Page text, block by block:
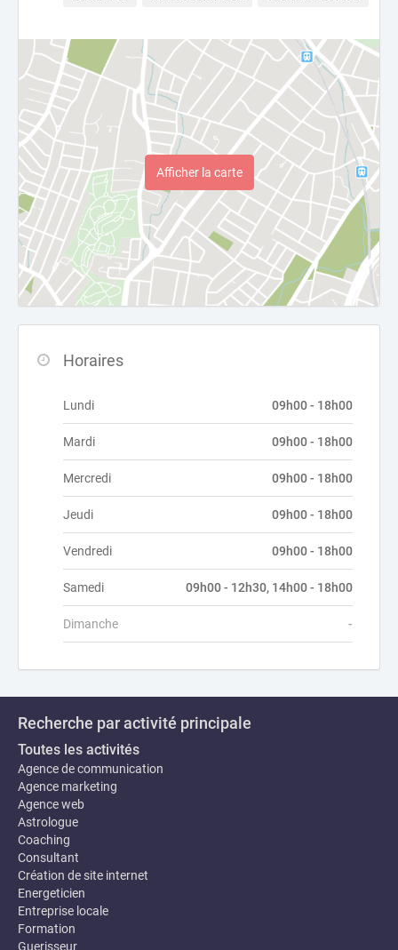
Afficher la carte
Horaires
Lundi 09h00 - 18h00
Mardi 09h00 - 18h00
Mercredi 09h00 - 18h00
Jeudi 09h00 - 18h00
Vendredi 09h00 - 18h00
Samedi 09h00 - 12h30, 14h00 - 18h00
Dimanche -
Recherche par activité principale
Toutes les activités
Agence de communication
Agence marketing
Agence web
Astrologue
Coaching
Consultant
Création de site internet
Energeticien
Entreprise locale
Formation
Guerisseur